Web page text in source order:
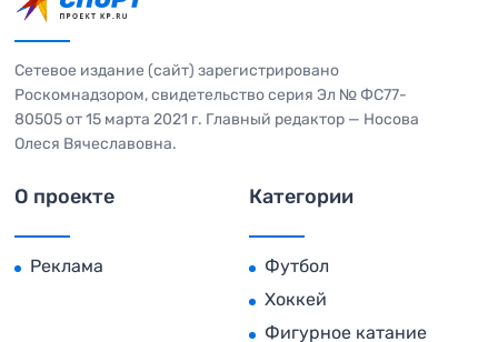
Сетевое издание (сайт) зарегистрировано
Роскомнадзором, свидетельство серия Эл № ФС77-
80505 от 15 марта 2021 г. Главный редактор — Носова
Олеся Вячеславовна.
О проекте
Реклама
Категории
Футбол
Хоккей
Фигурное катание